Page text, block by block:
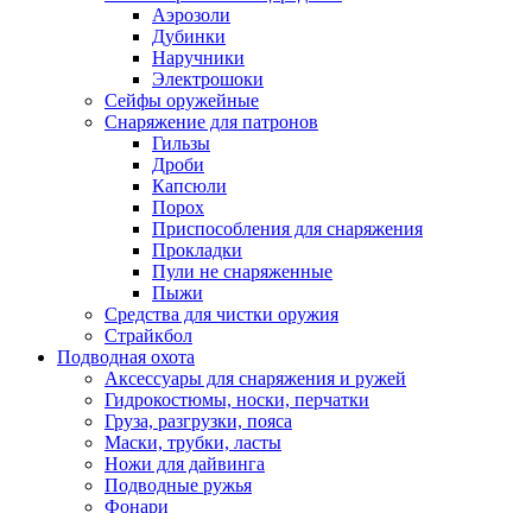
Аэрозоли
Дубинки
Наручники
Электрошоки
Сейфы оружейные
Снаряжение для патронов
Гильзы
Дроби
Капсюли
Порох
Приспособления для снаряжения
Прокладки
Пули не снаряженные
Пыжи
Средства для чистки оружия
Страйкбол
Подводная охота
Аксессуары для снаряжения и ружей
Гидрокостюмы, носки, перчатки
Груза, разгрузки, пояса
Маски, трубки, ласты
Ножи для дайвинга
Подводные ружья
Фонари